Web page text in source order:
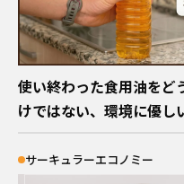
使い終わった食用油をど
けではない、環境に優し
サーキュラーエコノミー